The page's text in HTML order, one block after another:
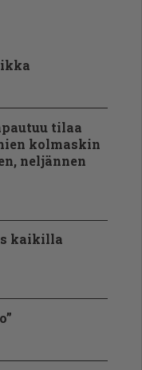
tilaa
kolmaskin
neljännen
kaikilla